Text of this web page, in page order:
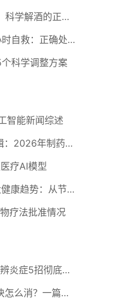
酒后头疼自救指南：科学解酒的正确打开方式
急性肠胃炎黄金4小时自救：正确处置与误区避坑关键
科学调整方案
智能新闻综述
从AI设计到基因编辑：2026年制药领域重大突破
疗AI模型
定义2026年的10大健康趋势：从节律健康到冷热交替疗法
疗法批准情况
龟头红痒别慌！4步辨炎症5招彻底防复发
痤疮好了后留下硬块怎么消？一篇给你讲明白！